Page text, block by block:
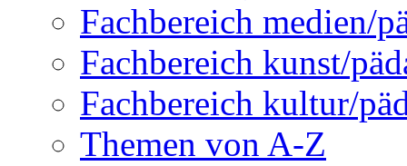
Fachbereich medien/
Fachbereich kunst/
Fachbereich kultur/
Themen von A-Z